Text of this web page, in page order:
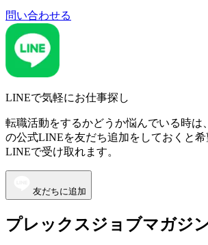
問い合わせる
LINEで気軽にお仕事探し
転職活動をするかどうか悩んでいる時は
の公式LINEを友だち追加をしておくと
LINEで受け取れます。
友だちに追加
プレックスジョブマガジ